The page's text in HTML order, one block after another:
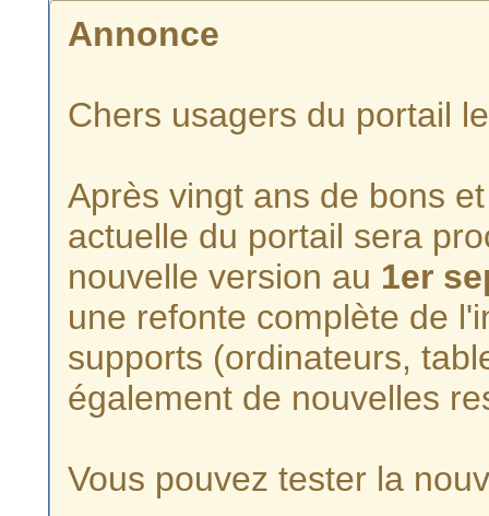
Annonce
Chers usagers du portail
Après vingt ans de bons
actuelle du portail sera
nouvelle version au 1er
une refonte complète de
supports (ordinateurs,
également de nouvelles
Vous pouvez tester la